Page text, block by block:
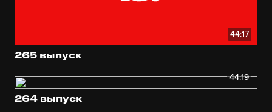
44:17
265 выпуск
44:19
264 выпуск